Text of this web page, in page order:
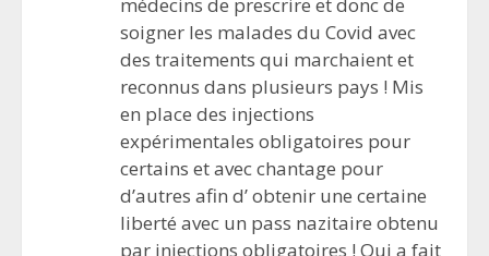
soigner les malades du Covid avec
des traitements qui marchaient et
reconnus dans plusieurs pays ! Mis
en place des injections
expérimentales obligatoires pour
certains et avec chantage pour
d’autres afin d’ obtenir une certaine
liberté avec un pass nazitaire obtenu
par injections obligatoires ! Qui a fait